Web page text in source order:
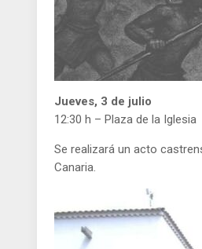
Jueves, 3 de julio
12:30 h – Plaza de la Iglesia
Se realizará un acto
Canaria.